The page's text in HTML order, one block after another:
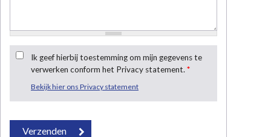
Ik geef hierbij toestemming om mijn gegevens te
verwerken conform het Privacy statement. *
Bekijk hier ons Privacy statement